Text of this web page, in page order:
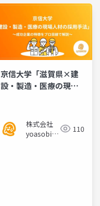
京信大学「滋賀県×建
設・製造・医療の現場
線で解説〜／セミナー
資料
株式会社
yoasobi／
110